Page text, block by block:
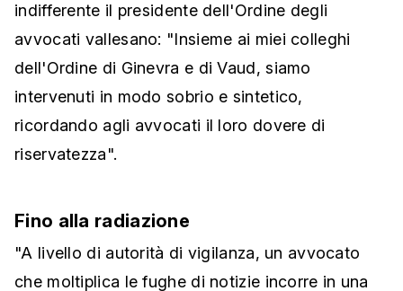
indifferente il presidente dell'Ordine degli
avvocati vallesano: "Insieme ai miei colleghi
dell'Ordine di Ginevra e di Vaud, siamo
intervenuti in modo sobrio e sintetico,
ricordando agli avvocati il loro dovere di
riservatezza".
Fino alla radiazione
"A livello di autorità di vigilanza, un avvocato
che moltiplica le fughe di notizie incorre in una